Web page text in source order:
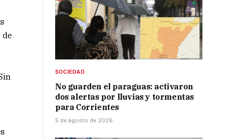
de
SOCIEDAD
No guarden el paraguas: activaron
dos alertas por lluvias y tormentas
para Corrientes
5 de agosto de 2026